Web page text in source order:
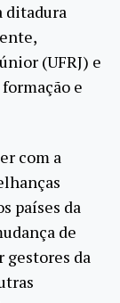
ditadura
(UFRJ) e
e
com a
países da
de
gestores da